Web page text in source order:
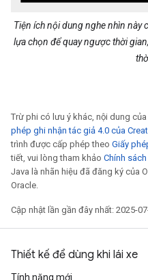
Tiện ích nội dung nghe nhìn
lựa chọn để quay ngược thời
Trừ phi có lưu ý khác, nội dung
phép ghi nhận tác giả 4.0 của
trình được cấp phép theo Giấy
tiết, vui lòng tham khảo Chính
Java là nhãn hiệu đã đăng ký của
Oracle.
Cập nhật lần gần đây nhất: 2025-
Thiết kế để dùng khi lái xe
Tính năng mới